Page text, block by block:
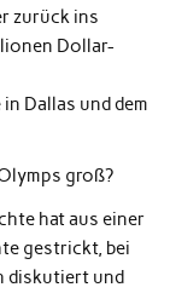
zurück ins
Dollar-
Dallas und dem
groß?
hat aus einer
gestrickt, bei
diskutiert und